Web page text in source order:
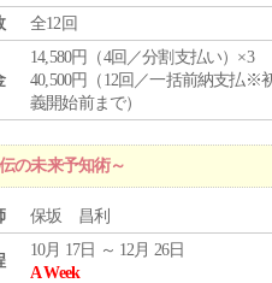
全12回
14,580円（4回／分割支払い）×3
40,500円（12回／一括前納支払※
義開始前まで）
の未来予知術～
保坂 昌利
10月 17日 ～ 12月 26日
A Week